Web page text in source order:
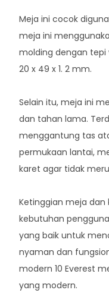
Meja ini cocok
meja ini
molding dengan tepi
20 x 49 x 1. 2 mm.
Selain itu, meja ini
dan tahan lama.
menggantung tas
permukaan lantai,
karet agar tidak
Ketinggian meja dan
kebutuhan
yang baik untuk
nyaman dan
modern 10 Everest
yang modern.